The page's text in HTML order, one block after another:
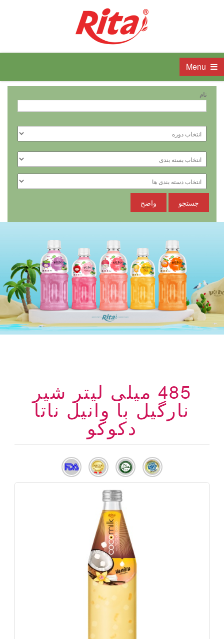
نام
جستجو واضح
485 میلی لیتر شیر
نارگیل با وانیل ناتا
دکوکو